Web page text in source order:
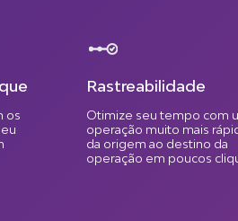
os
Rastreabilidade
Otimize seu tempo com
operação muito mais
da origem ao destino da
operação em poucos